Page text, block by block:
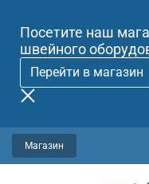
Посетите наш
швейного
Перейти в магазин
Магазин